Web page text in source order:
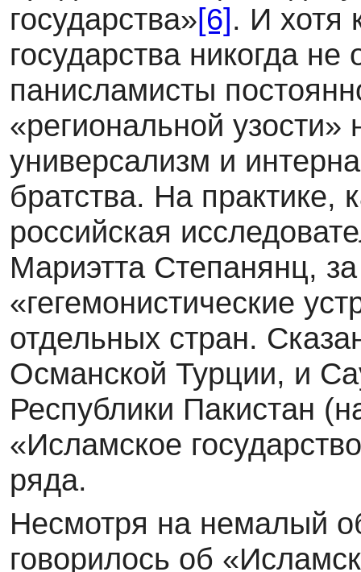
государства»[6]. И хотя
государства никогда
панисламисты
«региональной узости»
универсализм и
братства. На практике,
российская
Мариэтта Степанянц,
«гегемонистические
отдельных стран.
Османской Турции, и
Республики Пакистан
«Исламское
ряда.
Несмотря на немалый
говорилось об